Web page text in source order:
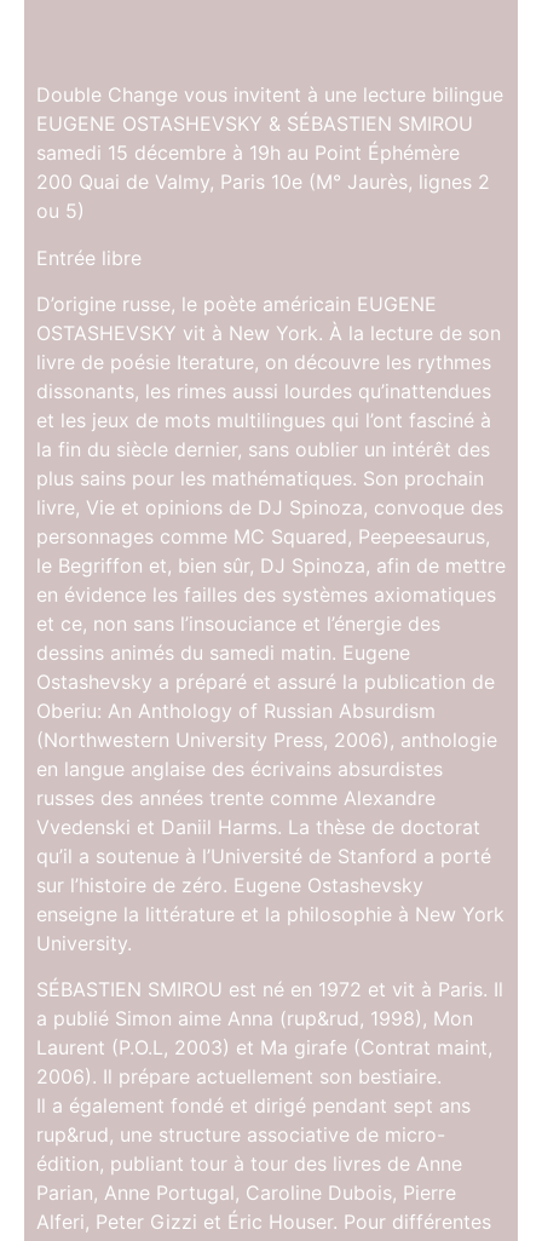
Double Change vous invitent à une lecture bilingue
EUGENE OSTASHEVSKY & SÉBASTIEN SMIROU
samedi 15 décembre à 19h au Point Éphémère
200 Quai de Valmy, Paris 10e (M° Jaurès, lignes 2
ou 5)
Entrée libre
D’origine russe, le poète américain EUGENE
OSTASHEVSKY vit à New York. À la lecture de son
livre de poésie Iterature, on découvre les rythmes
dissonants, les rimes aussi lourdes qu’inattendues
et les jeux de mots multilingues qui l’ont fasciné à
la fin du siècle dernier, sans oublier un intérêt des
plus sains pour les mathématiques. Son prochain
livre, Vie et opinions de DJ Spinoza, convoque des
personnages comme MC Squared, Peepeesaurus,
le Begriffon et, bien sûr, DJ Spinoza, afin de mettre
en évidence les failles des systèmes axiomatiques
et ce, non sans l’insouciance et l’énergie des
dessins animés du samedi matin. Eugene
Ostashevsky a préparé et assuré la publication de
Oberiu: An Anthology of Russian Absurdism
(Northwestern University Press, 2006), anthologie
en langue anglaise des écrivains absurdistes
russes des années trente comme Alexandre
Vvedenski et Daniil Harms. La thèse de doctorat
qu’il a soutenue à l’Université de Stanford a porté
sur l’histoire de zéro. Eugene Ostashevsky
enseigne la littérature et la philosophie à New York
University.
SÉBASTIEN SMIROU est né en 1972 et vit à Paris. Il
a publié Simon aime Anna (rup&rud, 1998), Mon
Laurent (P.O.L, 2003) et Ma girafe (Contrat maint,
2006). Il prépare actuellement son bestiaire.
Il a également fondé et dirigé pendant sept ans
rup&rud, une structure associative de micro-
édition, publiant tour à tour des livres de Anne
Parian, Anne Portugal, Caroline Dubois, Pierre
Alferi, Peter Gizzi et Éric Houser. Pour différentes